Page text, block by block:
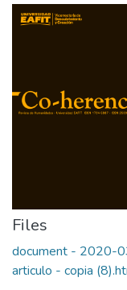
Files
document - 2020-
articulo - copia